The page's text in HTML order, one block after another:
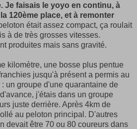
Je faisais le yoyo en continu, à
120ème place, et à remonter
était assez compact, ça roulait
à de très grosses vitesses.
produites mais sans gravité.
kilomètre, une bosse plus pentue
jusqu'à présent a permis au
un groupe d'une quarantaine de
j'étais dans un groupe
juste derrière. Après 4km de
au peloton principal. D'autres
devait être 70 ou 80 coureurs dans